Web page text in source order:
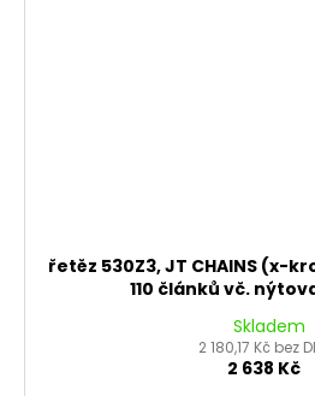
řetěz 530Z3, JT CHAINS (x-
110 článků vč.
Skladem
2 180,17 Kč bez
2 638 Kč